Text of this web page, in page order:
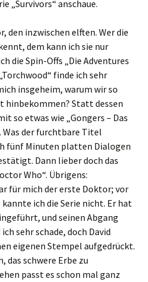
„Survivors“ anschaue.
den inzwischen elften. Wer die
dem kann ich sie nur
die Spin-Offs „Die Adventures
finde ich sehr
insgeheim, warum wir so
hinbekommen? Statt dessen
so etwas wie „Gongers – Das
Was der furchtbare Titel
fünf Minuten platten Dialogen
Dann lieber doch das
Who“. Übrigens:
für mich der erste Doktor; vor
ich die Serie nicht. Er hat
und seinen Abgang
sehr schade, doch David
eigenen Stempel aufgedrückt.
das schwere Erbe zu
passt es schon mal ganz